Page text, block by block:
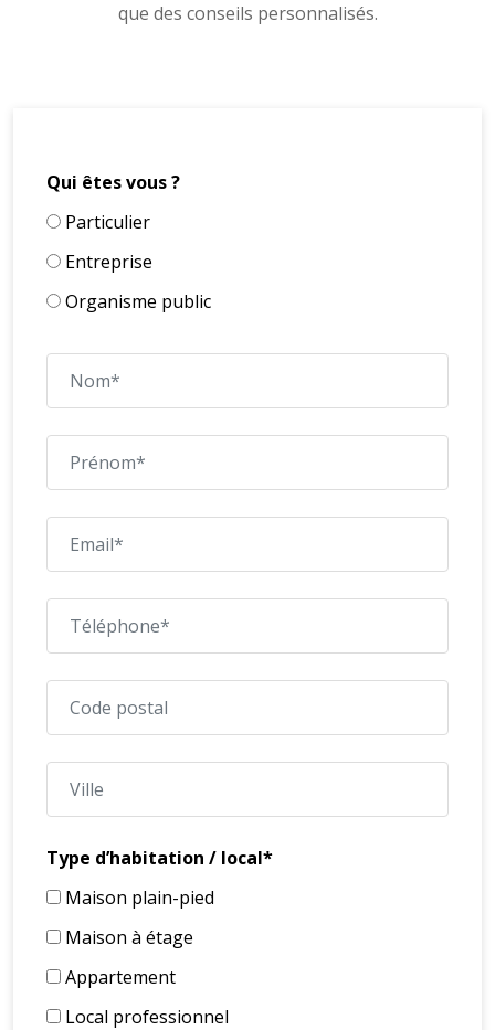
que des conseils personnalisés.
Qui êtes vous ?
Particulier
Entreprise
Organisme public
Type d’habitation / local*
Maison plain-pied
Maison à étage
Appartement
Local professionnel